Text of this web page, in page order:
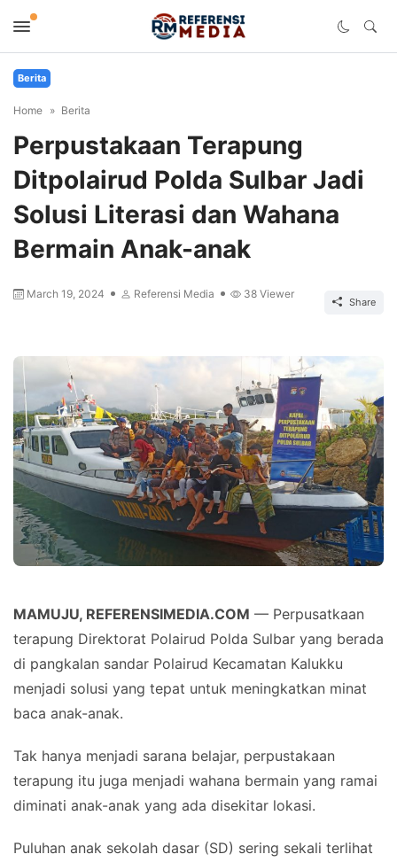
Berita
Home Berita
Perpustakaan Terapung
Ditpolairud Polda Sulbar Jadi
Solusi Literasi dan Wahana
Bermain Anak-anak
March 19, 2024 Referensi Media 38 Viewer
Share
MAMUJU, REFERENSIMEDIA.COM — Perpusatkaan
terapung Direktorat Polairud Polda Sulbar yang berada
di pangkalan sandar Polairud Kecamatan Kalukku
menjadi solusi yang tepat untuk meningkatkan minat
baca anak-anak.
Tak hanya menjadi sarana belajar, perpustakaan
terapung itu juga menjadi wahana bermain yang ramai
diminati anak-anak yang ada disekitar lokasi.
Puluhan anak sekolah dasar (SD) sering sekali terlihat